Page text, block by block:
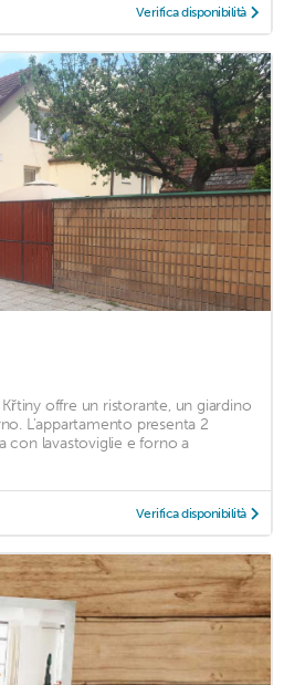
Verifica disponibilità
offre un ristorante, un giardino
L'appartamento presenta 2
con lavastoviglie e forno a
Verifica disponibilità